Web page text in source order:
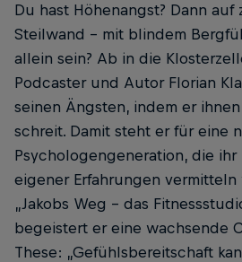
Du hast Höhenangst? Dann auf
Steilwand – mit blindem
allein sein? Ab in die
Podcaster und Autor Florian
seinen Ängsten, indem er
schreit. Damit steht er für eine
Psychologengeneration, die ihr
eigener Erfahrungen
„Jakobs Weg – das
begeistert er eine wachsende
These: „Gefühlsbereitschaft